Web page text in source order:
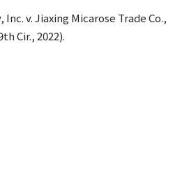
v. Jiaxing Micarose Trade Co.,
Cir., 2022).